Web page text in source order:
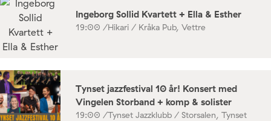
Ingeborg Sollid Kvartett + Ella & Esther
19:00 /Hikari / Kråka Pub, Vettre
Tynset jazzfestival 10 år! Konsert med
Vingelen Storband + komp & solister
19:00 /Tynset Jazzklubb / Storsalen, Tynset